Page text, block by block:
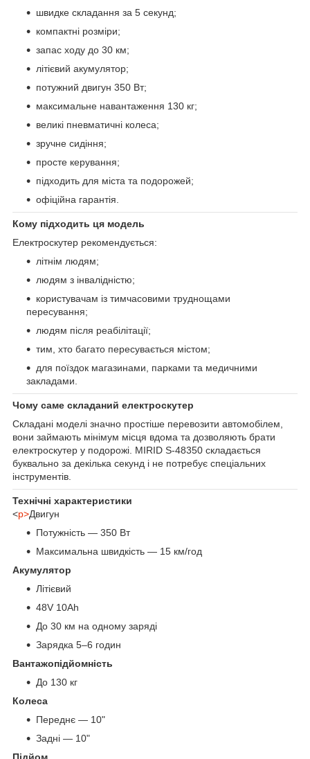
швидке складання за 5 секунд;
компактні розміри;
запас ходу до 30 км;
літієвий акумулятор;
потужний двигун 350 Вт;
максимальне навантаження 130 кг;
великі пневматичні колеса;
зручне сидіння;
просте керування;
підходить для міста та подорожей;
офіційна гарантія.
Кому підходить ця модель
Електроскутер рекомендується:
літнім людям;
людям з інвалідністю;
користувачам із тимчасовими труднощами
пересування;
людям після реабілітації;
тим, хто багато пересувається містом;
для поїздок магазинами, парками та медичними
закладами.
Чому саме складаний електроскутер
Складані моделі значно простіше перевозити автомобілем,
вони займають мінімум місця вдома та дозволяють брати
електроскутер у подорожі. MIRID S-48350 складається
буквально за декілька секунд і не потребує спеціальних
інструментів.
Технічні характеристики
<p>Двигун
Потужність — 350 Вт
Максимальна швидкість — 15 км/год
Акумулятор
Літієвий
48V 10Ah
До 30 км на одному заряді
Зарядка 5–6 годин
Вантажопідйомність
До 130 кг
Колеса
Переднє — 10"
Задні — 10"
Підйом